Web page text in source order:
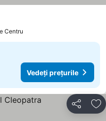
prețurile
Centru
Vedeți prețurile
Distribuiți